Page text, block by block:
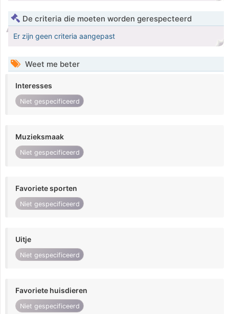
De criteria die moeten worden gerespecteerd
Er zijn geen criteria aangepast
Weet me beter
Interesses
Niet gespecificeerd
Muzieksmaak
Niet gespecificeerd
Favoriete sporten
Niet gespecificeerd
Uitje
Niet gespecificeerd
Favoriete huisdieren
Niet gespecificeerd